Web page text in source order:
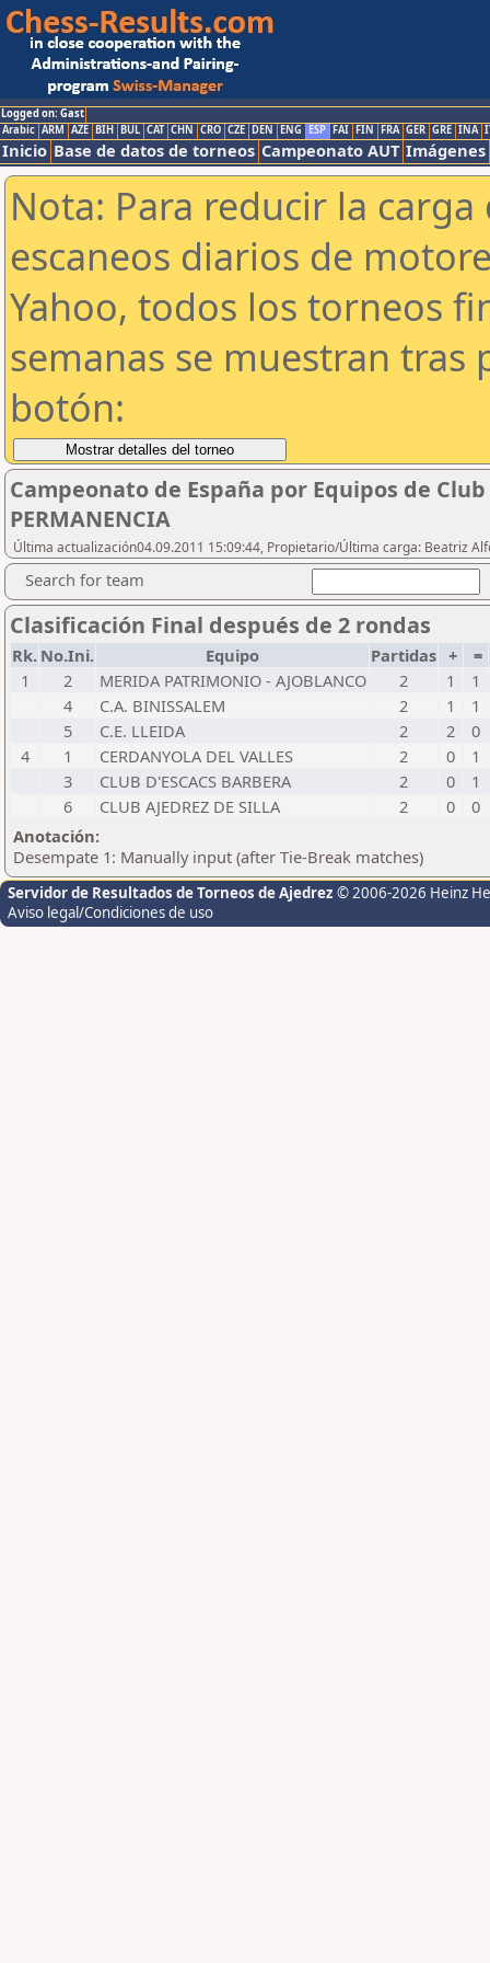
Logged on: Gast
Arabic ARM AZE BIH BUL CAT CHN CRO CZE DEN ENG ESP FAI FIN FRA GER GRE INA
Inicio Base de datos de torneos Campeonato AUT Imágenes
Nota: Para reducir la
escaneos diarios de
Yahoo, todos los torneos
semanas se muestran tras
botón:
Campeonato de España por Equipos de Club
PERMANENCIA
Última actualización04.09.2011 15:09:44, Propietario/Última carga: Beatriz
Search for team
Clasificación Final después de 2 rondas
Rk. No.Ini. Equipo Partidas +
=
1
2 MERIDA PATRIMONIO - AJOBLANCO 2 1
1
4
C.A. BINISSALEM 2 1
1
5
C.E. LLEIDA 2 2
0
4
1 CERDANYOLA DEL VALLES 2 0
1
3
CLUB D'ESCACS BARBERA 2 0
1
6
CLUB AJEDREZ DE SILLA 2 0
0
Anotación:
Desempate 1: Manually input (after Tie-Break matches)
Servidor de Resultados de Torneos de Ajedrez © 2006-2026 Heinz
Aviso legal/Condiciones de uso